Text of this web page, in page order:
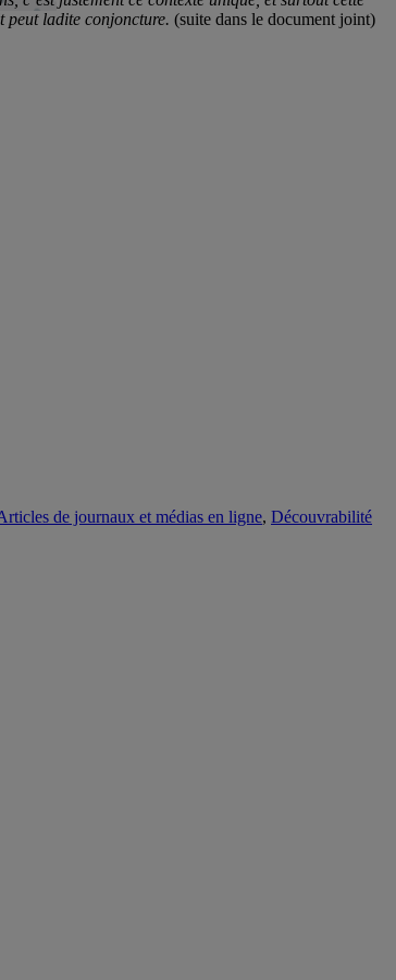
peut ladite conjoncture. (suite dans le document joint)
de journaux et médias en ligne, Découvrabilité